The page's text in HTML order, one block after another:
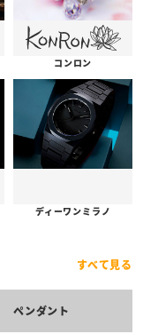
コンロン
ディーワンミラノ
すべて見る
ペンダント